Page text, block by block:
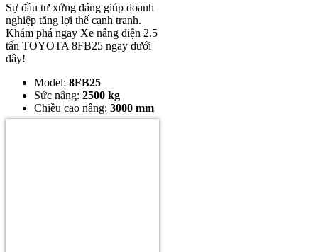
Sự đầu tư xứng đáng giúp doanh
nghiệp tăng lợi thế cạnh tranh.
Khám phá ngay Xe nâng điện 2.5
tấn TOYOTA 8FB25 ngay dưới
đây!
Model: 8FB25
Sức nâng: 2500 kg
Chiều cao nâng: 3000 mm